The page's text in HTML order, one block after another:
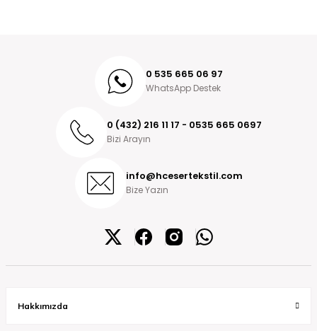
0 535 665 06 97
WhatsApp Destek
0 (432) 216 11 17 - 0535 665 0697
Bizi Arayın
info@hcesertekstil.com
Bize Yazın
Hakkımızda